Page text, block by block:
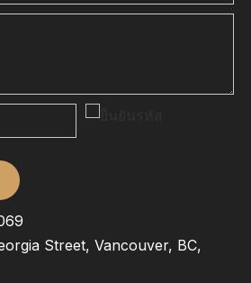
Street, Vancouver, BC,